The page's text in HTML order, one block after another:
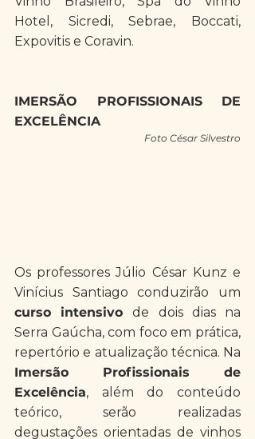
Hotel, Sicredi, Sebrae, Boccati,
Expovitis e Coravin.
IMERSÃO PROFISSIONAIS DE
EXCELÊNCIA
Foto César Silvestro
Os professores Júlio César Kunz e
curso intensivo de dois dias na
Serra Gaúcha, com foco em prática,
Imersão Profissionais de
Excelência, além do conteúdo
teórico, serão realizadas
degustações orientadas de vinhos